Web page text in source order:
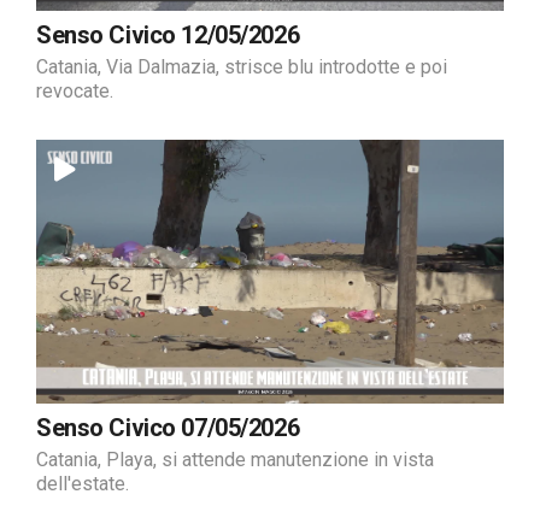
Senso Civico 12/05/2026
Catania, Via Dalmazia, strisce blu introdotte e poi
revocate.
Senso Civico 07/05/2026
Catania, Playa, si attende manutenzione in vista
dell'estate.